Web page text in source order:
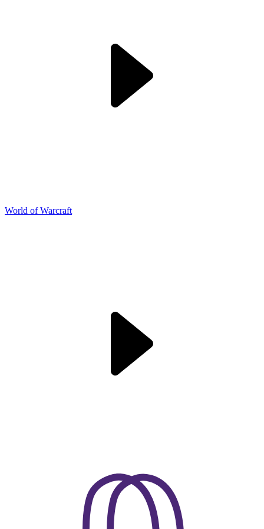
World of Warcraft